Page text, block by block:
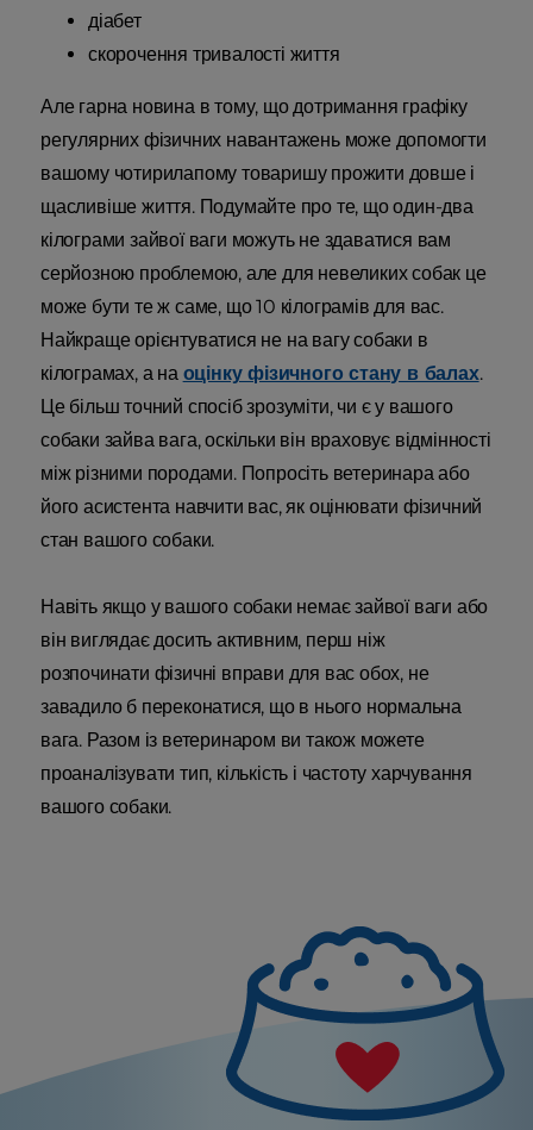
діабет
скорочення тривалості життя
Але гарна новина в тому, що дотримання графіку
регулярних фізичних навантажень може допомогти
вашому чотирилапому товаришу прожити довше і
щасливіше життя. Подумайте про те, що один-два
кілограми зайвої ваги можуть не здаватися вам
серйозною проблемою, але для невеликих собак це
може бути те ж саме, що 10 кілограмів для вас.
Найкраще орієнтуватися не на вагу собаки в
кілограмах, а на оцінку фізичного стану в балах.
Це більш точний спосіб зрозуміти, чи є у вашого
собаки зайва вага, оскільки він враховує відмінності
між різними породами. Попросіть ветеринара або
його асистента навчити вас, як оцінювати фізичний
стан вашого собаки.
Навіть якщо у вашого собаки немає зайвої ваги або
він виглядає досить активним, перш ніж
розпочинати фізичні вправи для вас обох, не
завадило б переконатися, що в нього нормальна
вага. Разом із ветеринаром ви також можете
проаналізувати тип, кількість і частоту харчування
вашого собаки.